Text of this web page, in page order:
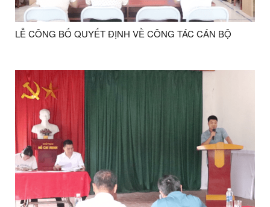
LỄ CÔNG BỐ QUYẾT ĐỊNH VỀ CÔNG TÁC CÁN BỘ